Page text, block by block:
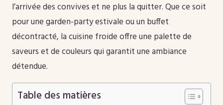
l’arrivée des convives et ne plus la quitter. Que ce soit
pour une garden-party estivale ou un buffet
décontracté, la cuisine froide offre une palette de
saveurs et de couleurs qui garantit une ambiance
détendue.
Table des matières